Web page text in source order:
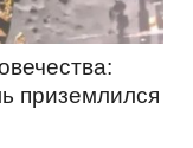
приземлился